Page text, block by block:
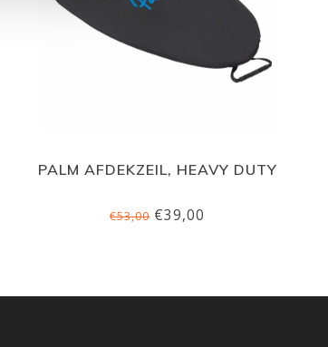
PALM AFDEKZEIL, HEAVY DUTY
€53,00€39,00